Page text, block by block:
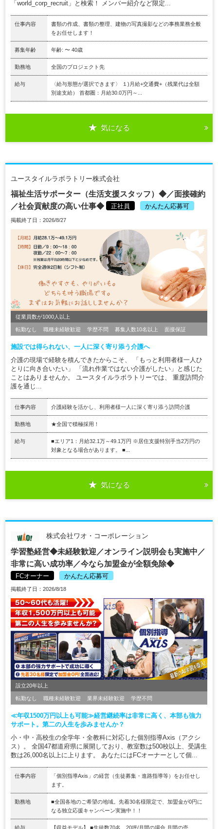
「world_corp_recruit」と検索！ メンバー紹介など限定...
仕事内容
書類の作成、書類の整理、建物の写真撮影などの事務業務全般
をお任せします！
募集年齢 年齢: 〜 40歳
勤務地 全国のプロジェクト先
給与
〈給与形態が選択できます〉 １)月給+交通費+（残業代は全額
別途支給） 首都圏：月給30.0万円～...
気になる
ユースタイルラボラトリー株式会社
福祉生活サポーター（生活支援スタッフ）◆／面接確約
／社会貢献度の高い仕事◆
正社員 かんたん応募可
掲載終了日：2026/8/27
従業員数が1000人以上
転勤なし 職種未経験歓迎 学歴不問 募集人数10名以上 面接保証
施設では得られない、一人に深く寄り添う介護へ
介護の現場で経験を積んできたからこそ、 「もっと利用者様一人ひ
とりに向き合いたい」 「流れ作業ではない介護がしたい」と感じた
ことはありませんか。 ユースタイルラボラトリーでは、 重度訪問介
護を通じ...
仕事内容 介護経験を活かし、利用者様一人に深く寄り添う訪問介護
勤務地 ★全国で積極採用！
給与
■エリア1：月給32.1万～49.1万円 ※居住支援特別手当2万円の
対象となる場合があります。 ■...
気になる
株式会社ワオ・コーポレーション
学習塾経営◆未経験歓迎／オンライン説明会も実施中／
非常に高い成功率／今なら加盟金が全額免除◆
FCオーナー かんたん応募可
掲載終了日：2026/8/18
設立20年以上
転勤なし 職種未経験歓迎 業界未経験歓迎 学歴不問
≪年収1500万円以上も可能≫経営継続率は非常に高く、本部も強力
サポート。第二の人生を歩みませんか？
小・中・高校生の全学年・全教科に対応した個別指導Axis（アクシ
ス）。 全国47都道府県に展開しており、教室数は500校以上、受講生
数は26,000名以上に上ります。 あなたにはFCオーナーとして個...
仕事内容
「個別指導Axis」の経営（生徒募集・進路指導等）をお任せし
ます。
勤務地
■全国各地のご希望の地域。先着30名様限定で、加盟金が0円に
なる独立応援キャンペーン実施中！！
給与 【収益モデル】 ■生徒数70名、20坪/月間の場合 月間の売